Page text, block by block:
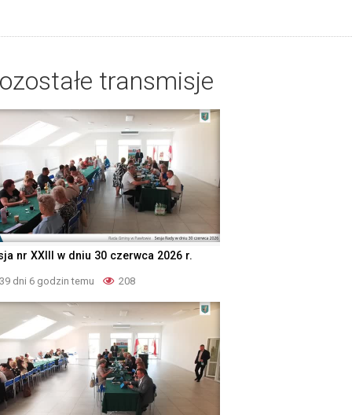
transmisje
nr XXIII w dniu 30 czerwca 2026 r.
39 dni 6 godzin temu 208